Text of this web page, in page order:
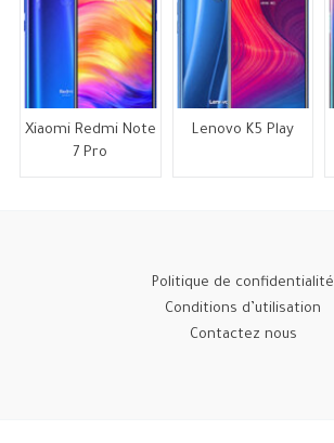
Xiaomi Redmi Note
7 Pro
Lenovo K5 Play
Politique de confidentialité
Conditions d’utilisation
Contactez nous